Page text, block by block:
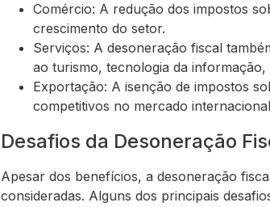
Comércio: A redução dos impostos
crescimento do setor.
Serviços: A desoneração fiscal
ao turismo, tecnologia da
Exportação: A isenção de impostos
competitivos no mercado
Desafios da Desoneração
Apesar dos benefícios, a desoneração
consideradas. Alguns dos principais